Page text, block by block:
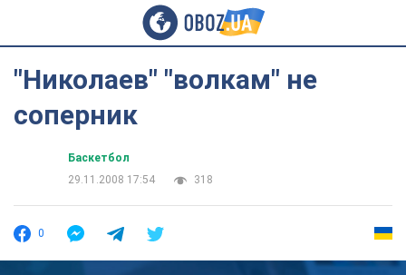
"Николаев" "волкам" не
соперник
Баскетбол
29.11.2008 17:54
318
0